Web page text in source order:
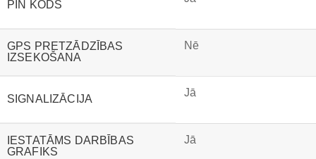
PIN KODS
GPS PRETZĀDZĪBAS
IZSEKOŠANA
Nē
SIGNALIZĀCIJA
Jā
IESTATĀMS DARBĪBAS
GRAFIKS
Jā